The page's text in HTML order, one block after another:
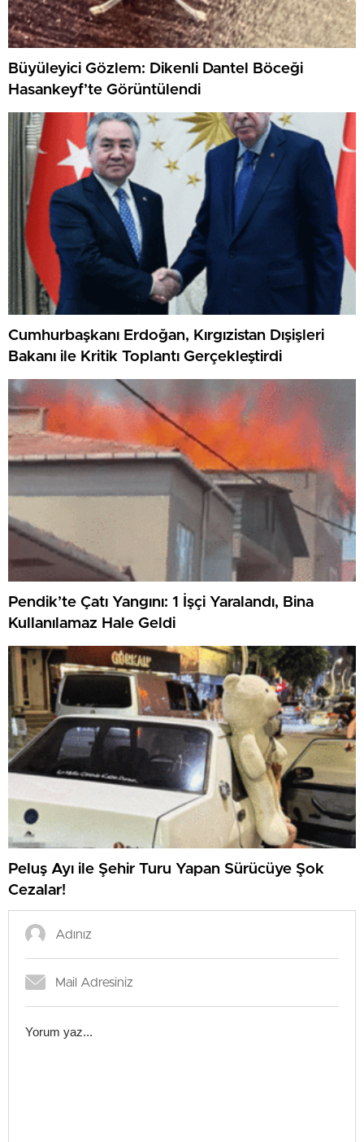
Büyüleyici Gözlem: Dikenli Dantel Böceği
Hasankeyf’te Görüntülendi
Cumhurbaşkanı Erdoğan, Kırgızistan Dışişleri
Bakanı ile Kritik Toplantı Gerçekleştirdi
Pendik’te Çatı Yangını: 1 İşçi Yaralandı, Bina
Kullanılamaz Hale Geldi
Peluş Ayı ile Şehir Turu Yapan Sürücüye Şok
Cezalar!